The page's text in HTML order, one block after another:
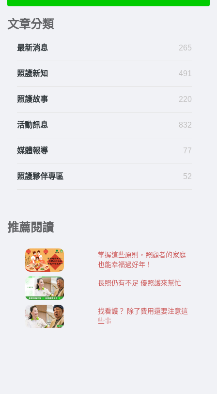
文章分類
最新消息 265
照護新知 491
照護故事 220
活動訊息 832
媒體報導 77
照護夥伴專區 52
推薦閱讀
掌握這些原則，照顧者的家庭
也能幸福過好年！
長照仍有不足 優照護來幫忙
找看護？ 除了費用還要注意這
些事